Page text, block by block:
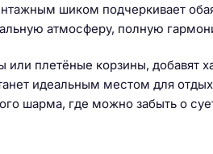
шиком подчеркивает
атмосферу, полную
плетёные корзины, добавят
идеальным местом для
шарма, где можно забыть о